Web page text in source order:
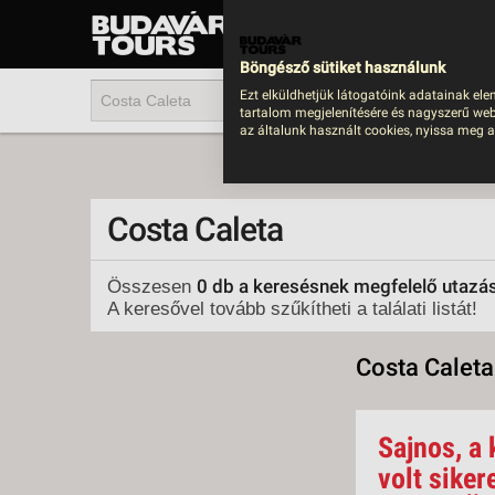
UTAZÁS
Costa Caleta
Összesen 0 db a keresésnek megfelelő
A keresővel tovább szűkítheti a találati listát!
Costa Caleta
Sajnos, a
volt
Böngésző sütiket használunk
Ezt elküldhetjük látogatóink adatainak
tartalom megjelenítésére és nagyszerű
az általunk használt cookies, nyissa meg